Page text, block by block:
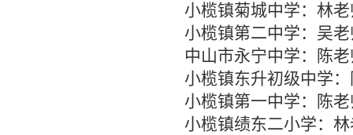
小榄镇菊城中学： 林老
小榄镇第二中学： 吴老
中山市永宁中学： 陈老
小榄镇东升初级中学：
小榄镇第一中学： 陈老
小榄镇绩东二小学： 林